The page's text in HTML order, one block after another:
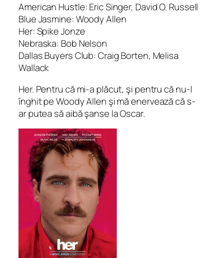
American Hustle: Eric Singer, David O. Russell
Blue Jasmine: Woody Allen
Her: Spike Jonze
Nebraska: Bob Nelson
Dallas Buyers Club: Craig Borten, Melisa
Wallack
Her. Pentru că mi-a plăcut, şi pentru că nu-l
înghit pe Woody Allen şi mă enervează că s-
ar putea să aibă şanse la Oscar.